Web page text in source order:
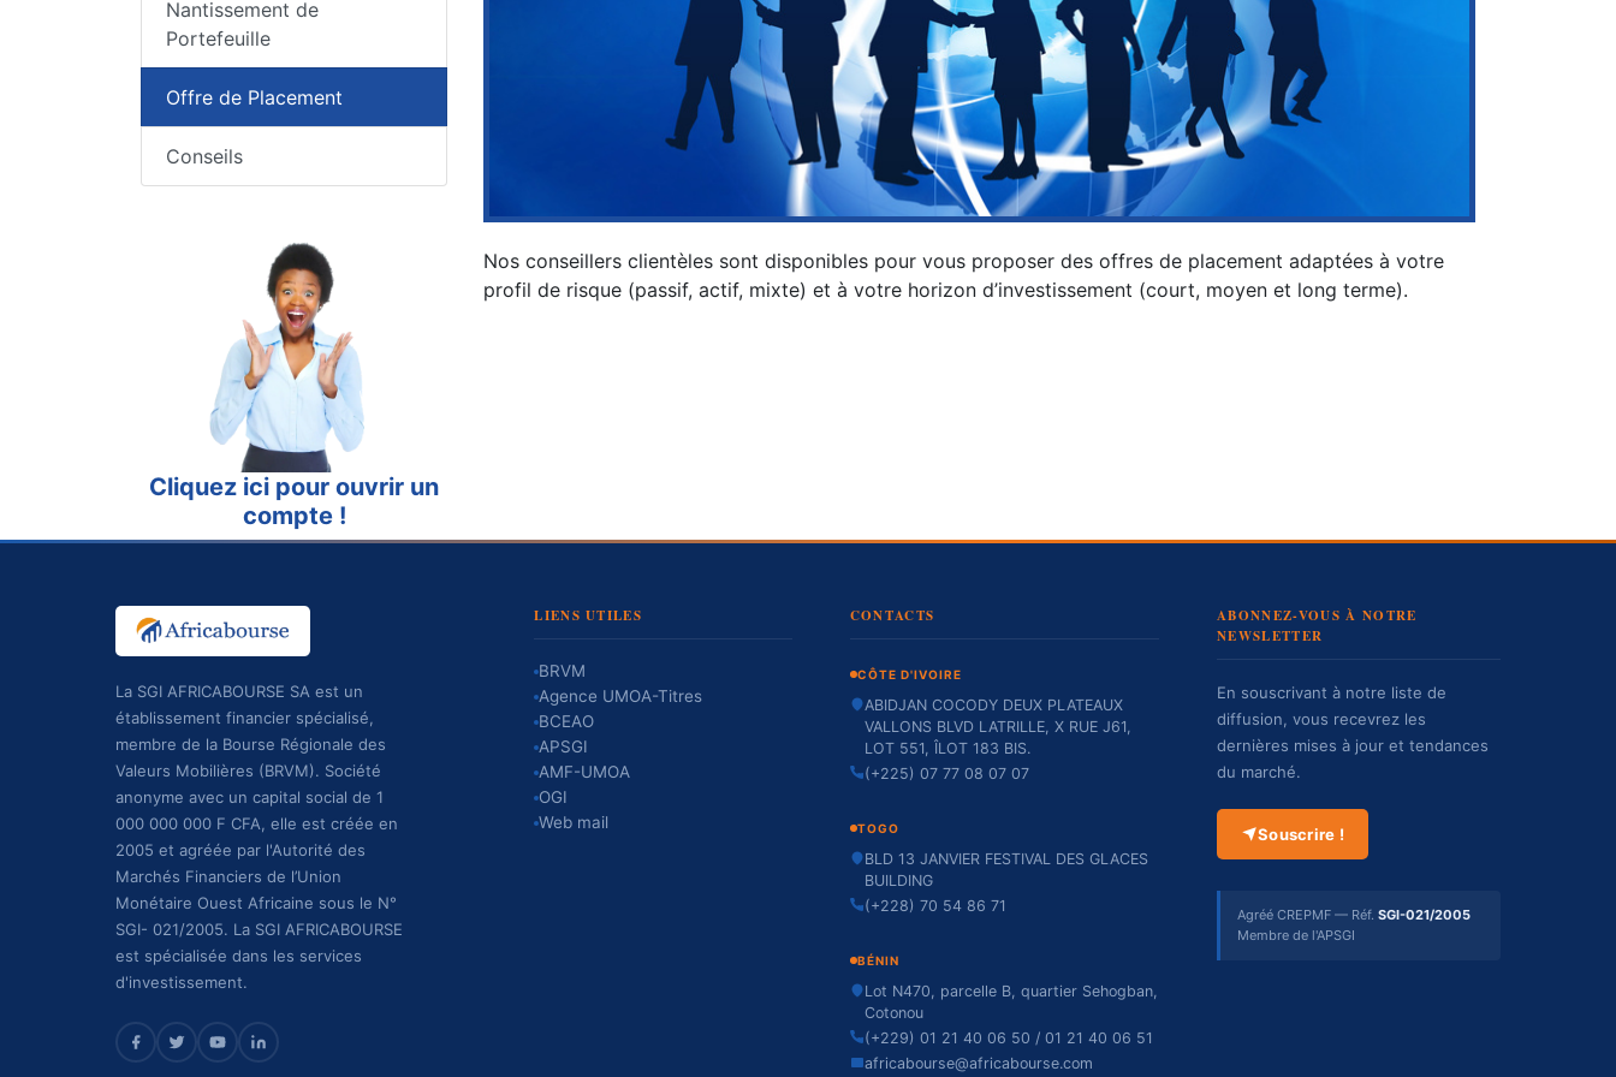
Nantissement de
Portefeuille
Offre de Placement
Conseils
Cliquez ici pour ouvrir un
compte !
Nos conseillers clientèles sont disponibles pour vous proposer des offres de placement adaptées à votre
profil de risque (passif, actif, mixte) et à votre horizon d’investissement (court, moyen et long terme).
La SGI AFRICABOURSE SA est un
établissement financier spécialisé,
membre de la Bourse Régionale des
Valeurs Mobilières (BRVM). Société
anonyme avec un capital social de 1
000 000 000 F CFA, elle est créée en
2005 et agréée par l'Autorité des
Marchés Financiers de l’Union
Monétaire Ouest Africaine sous le N°
SGI- 021/2005. La SGI AFRICABOURSE
est spécialisée dans les services
d'investissement.
LIENS UTILES
BRVM
Agence UMOA-Titres
BCEAO
APSGI
AMF-UMOA
OGI
Web mail
CONTACTS
CÔTE D'IVOIRE
ABIDJAN COCODY DEUX PLATEAUX
VALLONS BLVD LATRILLE, X RUE J61,
LOT 551, ÎLOT 183 BIS.
(+225) 07 77 08 07 07
TOGO
BLD 13 JANVIER FESTIVAL DES GLACES
BUILDING
(+228) 70 54 86 71
BÉNIN
Lot N470, parcelle B, quartier Sehogban,
Cotonou
(+229) 01 21 40 06 50 / 01 21 40 06 51
africabourse@africabourse.com
ABONNEZ-VOUS À NOTRE
NEWSLETTER
En souscrivant à notre liste de
diffusion, vous recevrez les
dernières mises à jour et tendances
du marché.
Souscrire !
Agréé CREPMF — Réf.SGI-021/2005
Membre de l'APSGI